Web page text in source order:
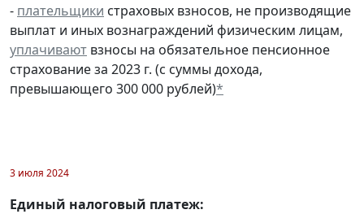
- плательщики страховых взносов, не производящие
выплат и иных вознаграждений физическим лицам,
уплачивают взносы на обязательное пенсионное
страхование за 2023 г. (с суммы дохода,
превышающего 300 000 рублей)*
3 июля 2024
Единый налоговый платеж: